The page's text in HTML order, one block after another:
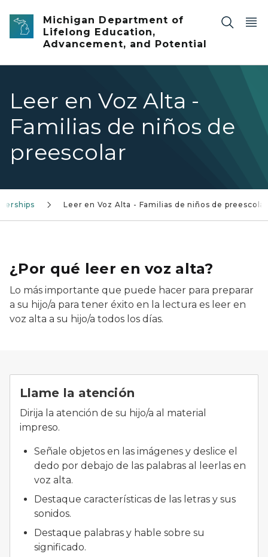
Skip to main content
Michigan Department of
Lifelong Education,
Advancement, and Potential
Leer en Voz Alta -
Familias de niños de
preescolar
Leer en Voz Alta - Familias de niños de preescolar
¿Por qué leer en voz alta?
Lo más importante que puede hacer para preparar
a su hijo/a para tener éxito en la lectura es leer en
voz alta a su hijo/a todos los días.
Llame la atención
Dirija la atención de su hijo/a al material
impreso.
Señale objetos en las imágenes y deslice el
dedo por debajo de las palabras al leerlas en
voz alta.
Destaque características de las letras y sus
sonidos.
Destaque palabras y hable sobre su
significado.